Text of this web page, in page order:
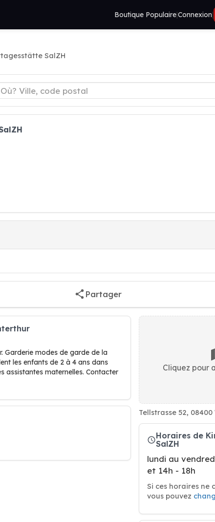
Boutique Populaire|Connexion|
SalZH
Partager
Garderie modes de garde de la
les enfants de 2 à 4 ans dans
assistantes maternelles. Contacter
Cliquez pour
Tellstrasse 52, 08400
Horaires de
SalZH
lundi au
et 14h - 18h
Si ces horaires ne
vous pouvez